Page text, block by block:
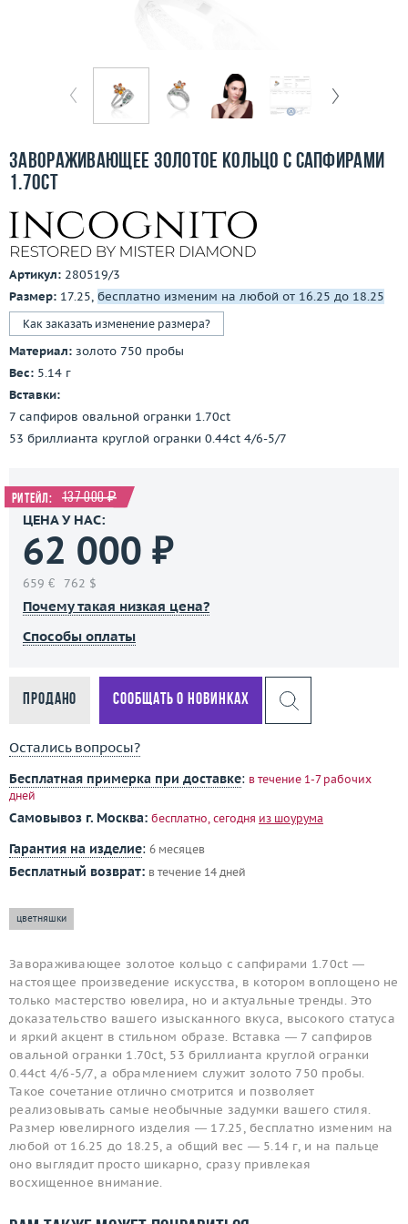
Бесплатная доставка
О компании
Контакты
3D-тур по шоуруму
Завораживающее золотое кольцо с сапфирами
1.70ct
Артикул: 280519/3
Размер: 17.25, бесплатно изменим на любой от 16.25 до 18.25
Как заказать изменение размера?
Материал: золото 750 пробы
Вес: 5.14 г
Вставки:
7 сапфиров овальной огранки 1.70ct
53 бриллианта круглой огранки 0.44ct 4/6-5/7
Ритейл: 137 000 ₽
ЦЕНА У НАС:
62 000 ₽
659 € 762 $
Почему такая низкая цена?
Способы оплаты
Продано Сообщать о новинках
Остались вопросы?
Бесплатная примерка при доставке: в течение 1-7 рабочих
дней
Самовывоз г. Москва: бесплатно, сегодня из шоурума
Гарантия на изделие: 6 месяцев
Бесплатный возврат: в течение 14 дней
цветняшки
Завораживающее золотое кольцо с сапфирами 1.70ct —
настоящее произведение искусства, в котором воплощено не
только мастерство ювелира, но и актуальные тренды. Это
доказательство вашего изысканного вкуса, высокого статуса
и яркий акцент в стильном образе. Вставка — 7 сапфиров
овальной огранки 1.70ct, 53 бриллианта круглой огранки
0.44ct 4/6-5/7, а обрамлением служит золото 750 пробы.
Такое сочетание отлично смотрится и позволяет
реализовывать самые необычные задумки вашего стиля.
Размер ювелирного изделия — 17.25, бесплатно изменим на
любой от 16.25 до 18.25, а общий вес — 5.14 г, и на пальце
оно выглядит просто шикарно, сразу привлекая
восхищенное внимание.